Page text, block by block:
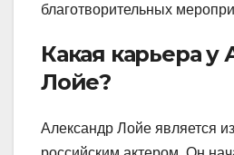
благотворительных
Какая карьера у
Лойе?
Александр Лойе является